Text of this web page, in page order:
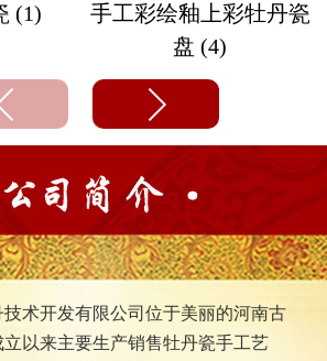
(1)
手工彩绘釉上彩牡丹瓷
盘 (4)
开发有限公司位于美丽的河南古
以来主要生产销售牡丹瓷手工艺